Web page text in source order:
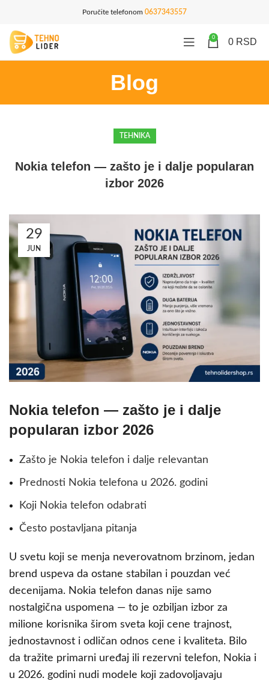
Poručite telefonom 0637343557
0 0 RSD
Blog
TEHNIKA
Nokia telefon — zašto je i dalje popularan
izbor 2026
29
JUN
Nokia telefon — zašto je i dalje
popularan izbor 2026
Zašto je Nokia telefon i dalje relevantan
Prednosti Nokia telefona u 2026. godini
Koji Nokia telefon odabrati
Često postavljana pitanja
U svetu koji se menja neverovatnom brzinom, jedan
brend uspeva da ostane stabilan i pouzdan već
decenijama. Nokia telefon danas nije samo
nostalgična uspomena — to je ozbiljan izbor za
milione korisnika širom sveta koji cene trajnost,
jednostavnost i odličan odnos cene i kvaliteta. Bilo
da tražite primarni uređaj ili rezervni telefon, Nokia i
u 2026. godini nudi modele koji zadovoljavaju